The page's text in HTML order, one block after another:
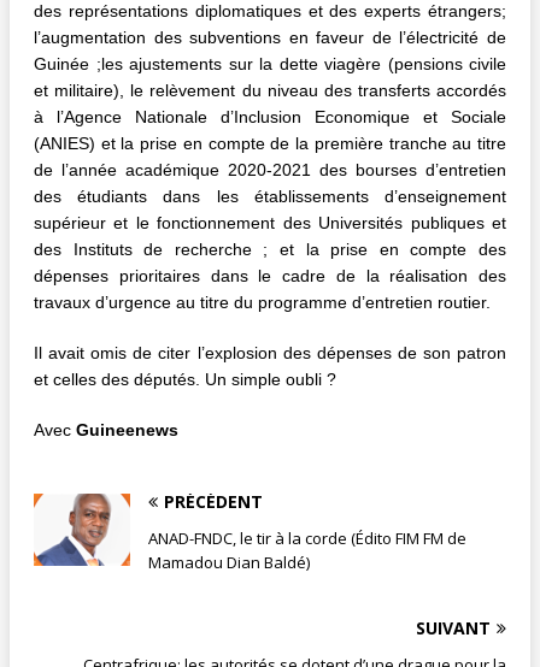
des représentations diplomatiques et des experts étrangers;
l’augmentation des subventions en faveur de l’électricité de
Guinée ;les ajustements sur la dette viagère (pensions civile
et militaire), le relèvement du niveau des transferts accordés
à l’Agence Nationale d’Inclusion Economique et Sociale
(ANIES) et la prise en compte de la première tranche au titre
de l’année académique 2020-2021 des bourses d’entretien
des étudiants dans les établissements d’enseignement
supérieur et le fonctionnement des Universités publiques et
des Instituts de recherche ; et la prise en compte des
dépenses prioritaires dans le cadre de la réalisation des
travaux d’urgence au titre du programme d’entretien routier.
Il avait omis de citer l’explosion des dépenses de son patron
et celles des députés. Un simple oubli ?
Avec Guineenews
PRÉCÉDENT
ANAD-FNDC, le tir à la corde (Édito FIM FM de
Mamadou Dian Baldé)
SUIVANT